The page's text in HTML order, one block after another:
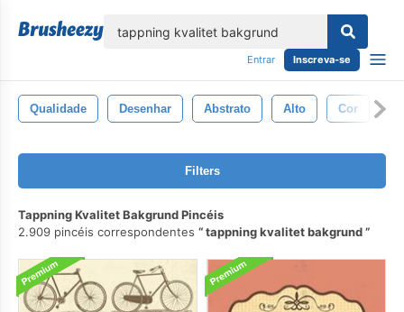
Entrar Inscreva-se
Qualidade Desenhar Abstrato Alto Cor
Filters
Tappning Kvalitet Bakgrund Pincéis
2.909 pincéis correspondentes
tappning kvalitet bakgrund